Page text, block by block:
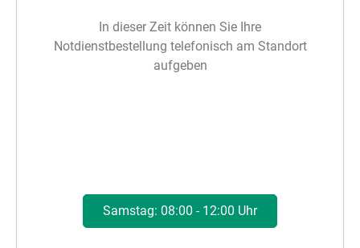
In dieser Zeit können Sie Ihre
Notdienstbestellung telefonisch am Standort
aufgeben
Samstag: 08:00 - 12:00 Uhr